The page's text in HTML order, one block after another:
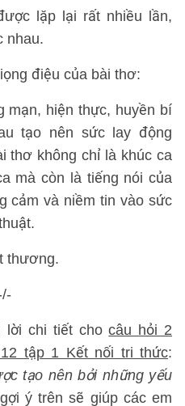
lặp lại rất nhiều lần,
nhau.
điệu của bài thơ:
mạn, hiện thực, huyền bí
tạo nên sức lay động
thơ không chỉ là khúc ca
mà còn là tiếng nói của
cảm và niềm tin vào sức
thương.
lời chi tiết chocâu hỏi 2
tập 1 Kết nối tri thức:
tạo nên bởi những yếu
ý trên sẽ giúp các em